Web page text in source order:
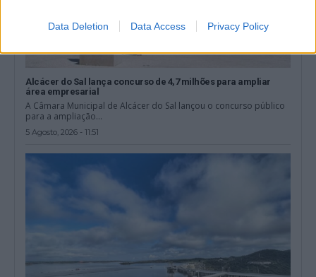
Data Deletion Data Access Privacy Policy
Alcácer do Sal lança concurso de 4,7 milhões para ampliar
área empresarial
A Câmara Municipal de Alcácer do Sal lançou o concurso público
para a ampliação...
5 Agosto, 2026 - 11:51